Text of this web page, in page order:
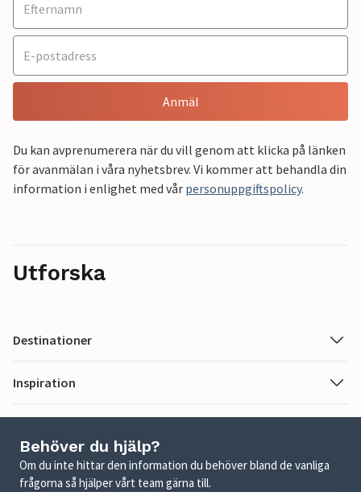
Anmäl
Du kan avprenumerera när du vill genom att klicka på länken
för avanmälan i våra nyhetsbrev. Vi kommer att behandla din
information i enlighet med vår personuppgiftspolicy.
Utforska
Destinationer
Inspiration
Behöver du hjälp?
Om du inte hittar den information du behöver bland de vanliga
frågorna så hjälper vårt team gärna till.